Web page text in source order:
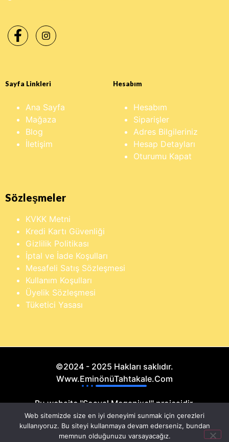
Sayfa Linkleri
Ana Sayfa
Mağaza
Blog
İletişim
Hesabım
Hesabım
Siparişler
Adres Bilgileriniz
Hesap Detayları
Oturumu Kapat
Sözleşmeler
KVKK Metni
Kredi Kartı Güvenliği
Gizlilik Politikası
İptal ve İade Koşulları
Mesafeli Satış Sözleşmesi
Kullanım Koşulları
Üyelik Sözleşmesi
Tüketici Yasası
©2024 - 2025 Hakları saklıdır.
Www.EminönüTahtakale.Com
Bu website "Sosyal Megapixel" projesidir.
Web sitemizde size en iyi deneyimi sunmak için çerezleri
kullanıyoruz. Bu siteyi kullanmaya devam ederseniz, bundan
memnun olduğunuzu varsayacağız.